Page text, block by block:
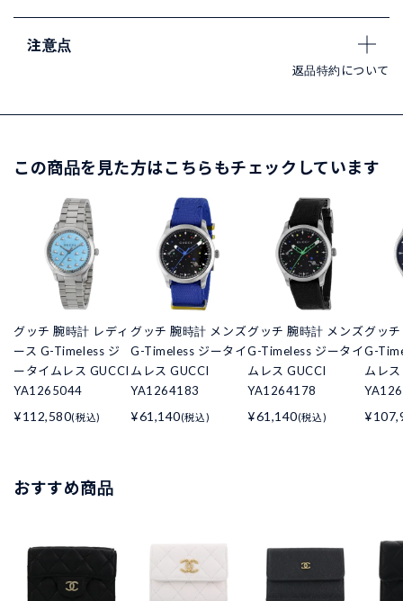
注意点
返品特約について
この商品を見た方はこちらもチェックしています
グッチ 腕時計 レディ
ース G-Timeless ジ
ータイムレス GUCCI
YA1265044
¥112,580(税込)
グッチ 腕時計 メンズ
G-Timeless ジータイ
ムレス GUCCI
YA1264183
¥61,140(税込)
グッチ 腕時計 メンズ
G-Timeless ジータイ
ムレス GUCCI
YA1264178
¥61,140(税込)
グッ
G-
ムレ
おすすめ商品